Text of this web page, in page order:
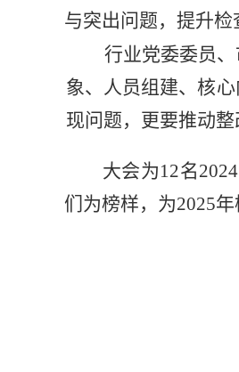
与突出问题，提升
行业党委委员
象、人员组建、核
现问题，更要推动
大会为12名
们为榜样，为2025